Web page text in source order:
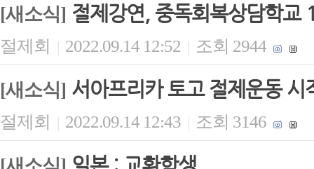
[새소식] 절제강연, 중독회복상담학교
절제회 | 2022.09.14 12:52 | 조회 2944
[새소식] 서아프리카 토고 절제운동 시
절제회 | 2022.09.14 12:43 | 조회 3146